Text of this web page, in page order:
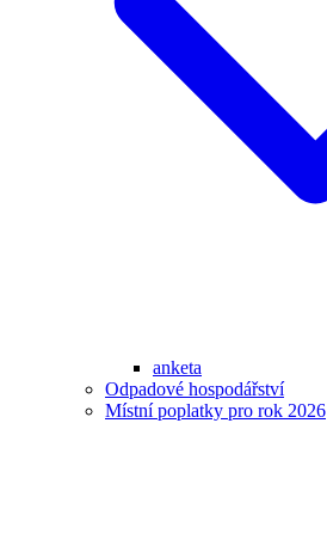
anketa
Odpadové hospodářství
Místní poplatky pro rok 2026